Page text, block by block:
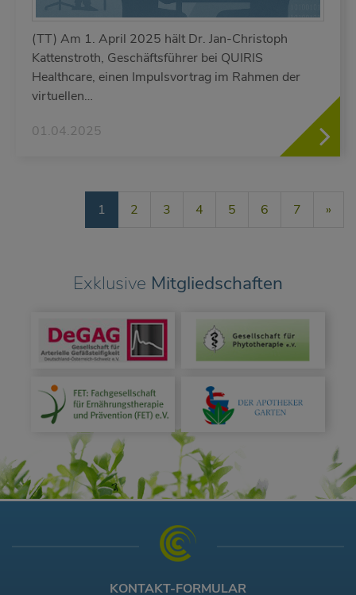
(TT) Am 1. April 2025 hält Dr. Jan-Christoph
Kattenstroth, Geschäftsführer bei QUIRIS
Healthcare, einen Impulsvortrag im Rahmen der
virtuellen…
01.04.2025
1 2 3 4 5 6 7 »
Exklusive Mitgliedschaften
KONTAKT-FORMULAR